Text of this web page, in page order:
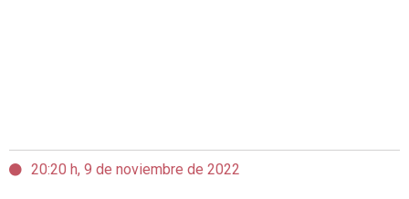
20:20 h, 9 de noviembre de 2022